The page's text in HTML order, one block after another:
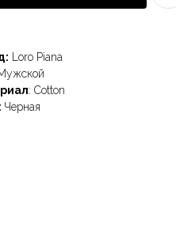
Loro Piana
: Cotton
Черная